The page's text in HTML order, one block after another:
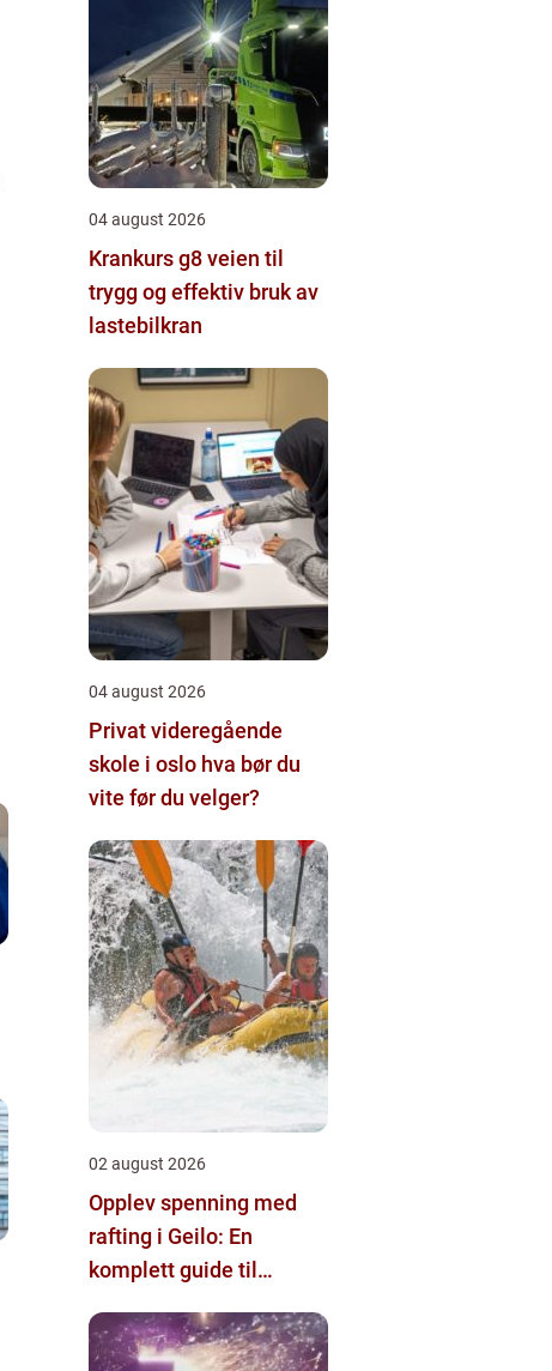
04 august 2026
Krankurs g8 veien til
trygg og effektiv bruk av
lastebilkran
04 august 2026
Privat videregående
skole i oslo hva bør du
vite før du velger?
02 august 2026
Opplev spenning med
rafting i Geilo: En
komplett guide til